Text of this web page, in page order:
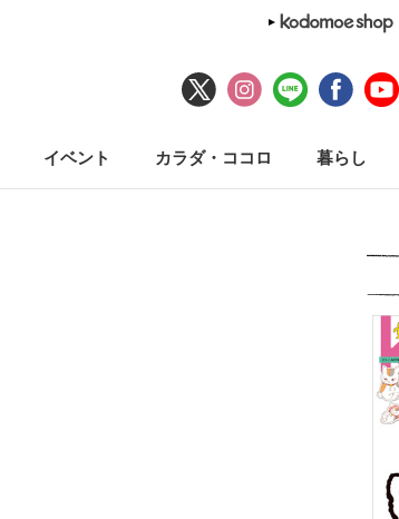
イベント カラダ・ココロ 暮らし